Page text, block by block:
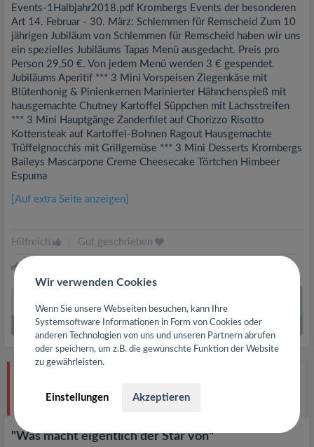
Events-1Halbjahr2018.pdf Krombergs Events der besonderen
Art 14. Februar - 30. März: Schlemmen für Remscheid Zum 10
jährigen Jubiläum von Schlemmen für Remscheid haben wir uns
ein spezielles Jubiläums Tapas Menü ausgedacht. Preis pro
Person 29,50 €. Von jedem Menü werden 3 € gespendet.
Jubiläums Aperitif *** 3 Mini Vorspeisen Ziegenkäse mit
Blütenhonig & Pinienkernen Marinierter Hähnchenspieß mit
hausgemachte Chutney Kartoffel Süppchen mit Lachsstreifen
*** 3 Mini Hauptgänge Zanderfilet auf Chorizzo Risotto
Kottensteak auf Kartoffel-Bohnen Ragout Hausgemachte
Trüffelgnocchis mit Grillgemüse *** 3 Mini Desserts Krombergs
Baileys Mascarpone Creme Cheesecake Törtchen Himbeer
Espuma
[Auf extra Seite anzeigen]
Hilfreich Gut geschrieben
finden diesen Beitrag hilfreich.
Kommentare|Ausklappen
in 42857 Remscheid geschrieben.
vor 8 Jahren
"Was macht eigentlich der Star von"
Wir verwenden Cookies
Wenn Sie unsere Webseiten besuchen, kann Ihre
Systemsoftware Informationen in Form von Cookies oder
anderen Technologien von uns und unseren Partnern abrufen
oder speichern, um z.B. die gewünschte Funktion der Website
zu gewährleisten.
Einstellungen Akzeptieren